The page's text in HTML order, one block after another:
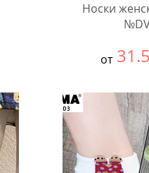
Носки
от
В упаковке:
Количество: